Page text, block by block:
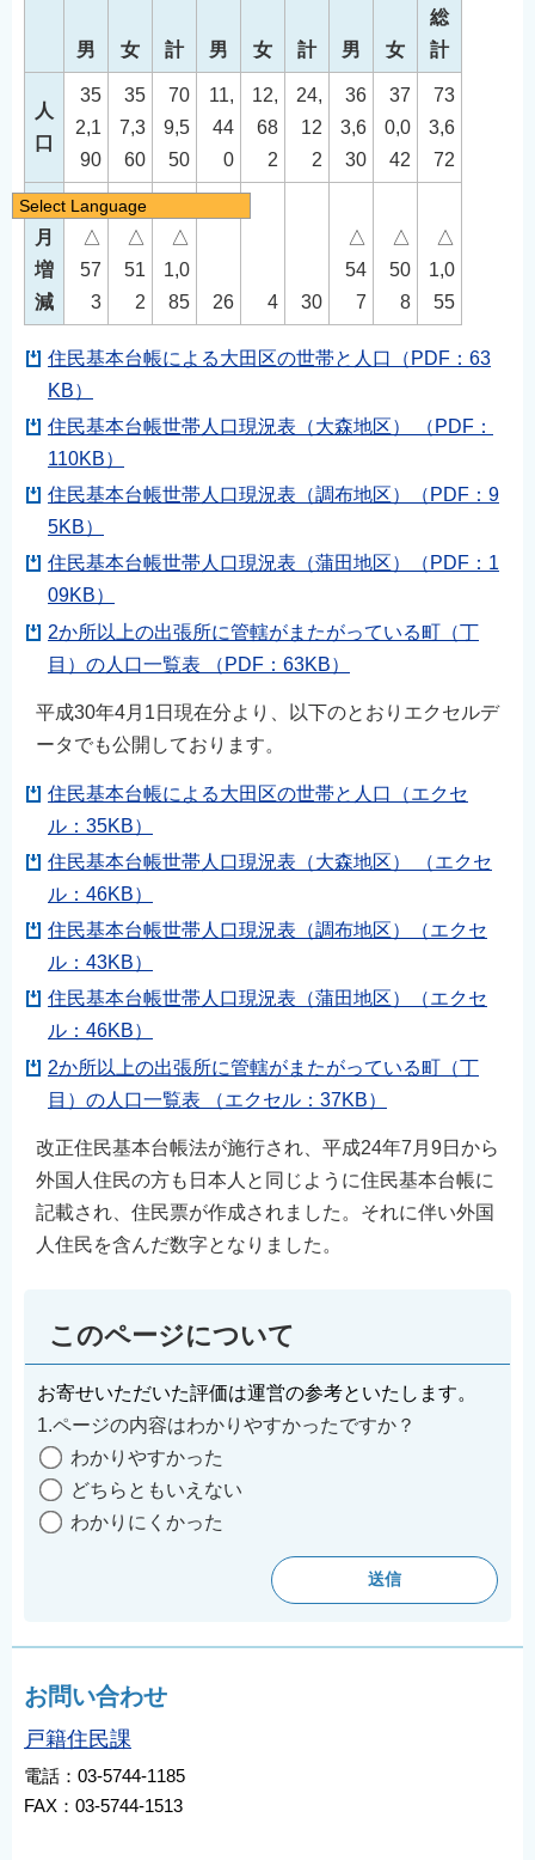
男 女 計 男 女 計 男 女
総
計
人
口
35
2,1
90
35
7,3
60
70
9,5
50
11,
44
0
12,
68
2
24,
12
2
36
3,6
30
37
0,0
42
73
3,6
72
前
月
増
減
△
57
3
△
51
2
△
1,0
85
26 4 30
△
54
7
△
50
8
△
1,0
55
住民基本台帳による大田区の世帯と人口（PDF：63
KB）
住民基本台帳世帯人口現況表（大森地区） （PDF：
110KB）
住民基本台帳世帯人口現況表（調布地区）（PDF：9
5KB）
住民基本台帳世帯人口現況表（蒲田地区）（PDF：1
09KB）
2か所以上の出張所に管轄がまたがっている町（丁
目）の人口一覧表 （PDF：63KB）
平成30年4月1日現在分より、以下のとおりエクセルデ
ータでも公開しております。
住民基本台帳による大田区の世帯と人口（エクセ
ル：35KB）
住民基本台帳世帯人口現況表（大森地区） （エクセ
ル：46KB）
住民基本台帳世帯人口現況表（調布地区）（エクセ
ル：43KB）
住民基本台帳世帯人口現況表（蒲田地区）（エクセ
ル：46KB）
2か所以上の出張所に管轄がまたがっている町（丁
目）の人口一覧表 （エクセル：37KB）
改正住民基本台帳法が施行され、平成24年7月9日から
外国人住民の方も日本人と同じように住民基本台帳に
記載され、住民票が作成されました。それに伴い外国
人住民を含んだ数字となりました。
このページについて
お寄せいただいた評価は運営の参考といたします。
1.ページの内容はわかりやすかったですか？
わかりやすかった
どちらともいえない
わかりにくかった
お問い合わせ
戸籍住民課
電話：03-5744-1185
FAX：03-5744-1513
Select Language
日本語
English
简体中文
繁體中文
한국어
नेपाली
Filipino